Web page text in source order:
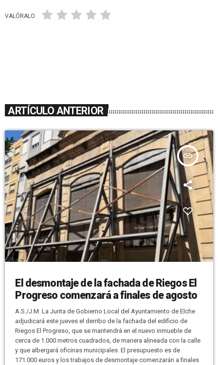
VALÓRALO
ARTÍCULO ANTERIOR
insert_link
El desmontaje de la fachada de Riegos El
Progreso comenzará a finales de agosto
A.S./J.M. La Junta de Gobierno Local del Ayuntamiento de Elche
adjudicará este jueves el derribo de la fachada del edificio de
Riegos El Progreso, que se mantendrá en el nuevo inmueble de
cerca de 1.000 metros cuadrados, de manera alineada con la calle
y que albergará oficinas municipales. El presupuesto es de
171.000 euros y los trabajos de desmontaje comenzarán a finales